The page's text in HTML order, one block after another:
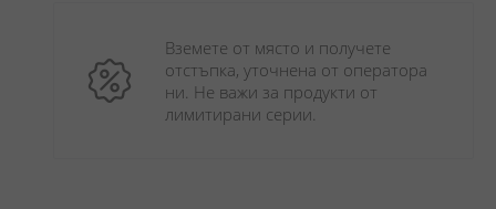
Вземете от място и получете
отстъпка, уточнена от оператора
ни. Не важи за продукти от
лимитирани серии.